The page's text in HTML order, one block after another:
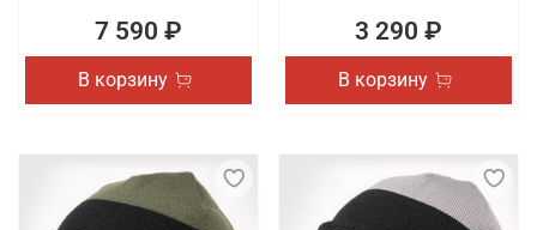
7 590 ₽
В корзину
3 290 ₽
В корзину